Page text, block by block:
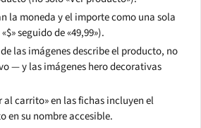
la moneda y el importe como una sola
seguido de «49,99»).
las imágenes describe el producto, no
— y las imágenes hero decorativas
al carrito» en las fichas incluyen el
en su nombre accesible.